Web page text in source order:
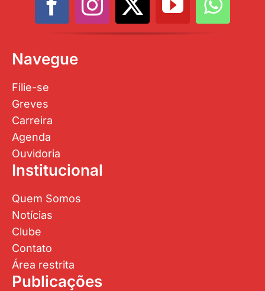
Navegue
Filie-se
Greves
Carreira
Agenda
Ouvidoria
Institucional
Quem Somos
Notícias
Clube
Contato
Área restrita
Publicações